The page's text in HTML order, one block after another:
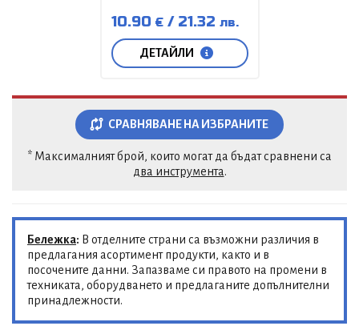
10.90 € 21.32 лв.
ДЕТАЙЛИ
СРАВНЯВАНЕ НА ИЗБРАНИТЕ
* Максималният брой, които могат да бъдат сравнени са
два инструмента.
Бележка: В отделните страни са възможни различия в
предлагания асортимент продукти, както и в
посочените данни. Запазваме си правото на промени в
техниката, оборудването и предлаганите допълнителни
принадлежности.